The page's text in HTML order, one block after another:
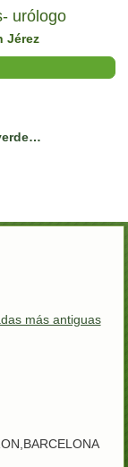
urólogo
Jérez
más antiguas